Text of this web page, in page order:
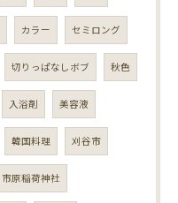
カラー セミロング
切りっぱなしボブ 秋色
入浴剤 美容液
韓国料理 刈谷市
市原稲荷神社